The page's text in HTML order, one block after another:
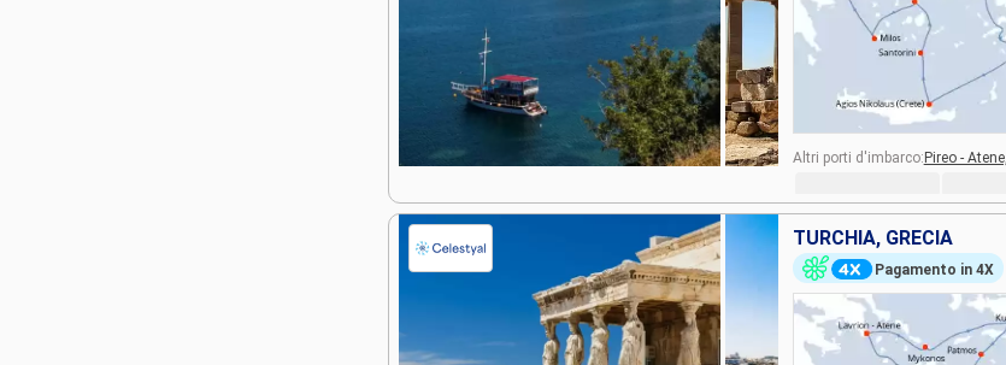
Altri porti d'imbarco:Pireo - Atene,
TURCHIA, GRECIA
Pagamento in 4X